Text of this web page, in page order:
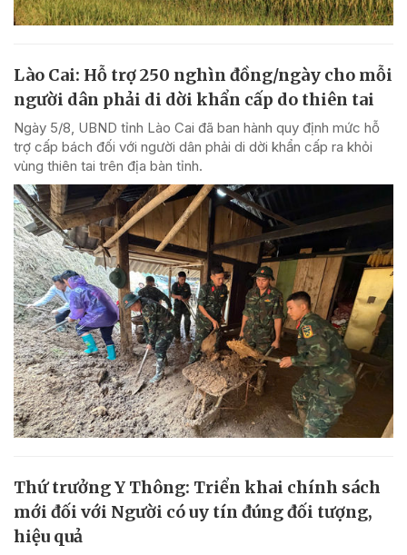
Lào Cai: Hỗ trợ 250 nghìn đồng/ngày cho mỗi
người dân phải di dời khẩn cấp do thiên tai
Ngày 5/8, UBND tỉnh Lào Cai đã ban hành quy định mức hỗ
trợ cấp bách đối với người dân phải di dời khẩn cấp ra khỏi
vùng thiên tai trên địa bàn tỉnh.
Thứ trưởng Y Thông: Triển khai chính sách
mới đối với Người có uy tín đúng đối tượng,
hiệu quả